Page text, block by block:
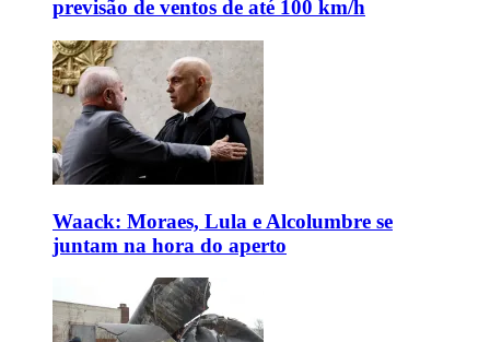
previsão de ventos de até 100 km/h
Waack: Moraes, Lula e Alcolumbre se
juntam na hora do aperto